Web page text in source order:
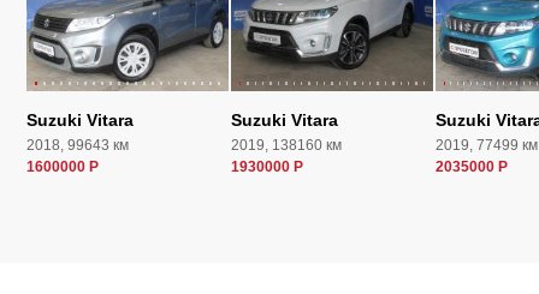
Suzuki Vitara
2018, 99643 км
1600000 Р
Suzuki Vitara
2019, 138160 км
1930000 Р
Suzuki
2019, 77499 км
2035000 Р